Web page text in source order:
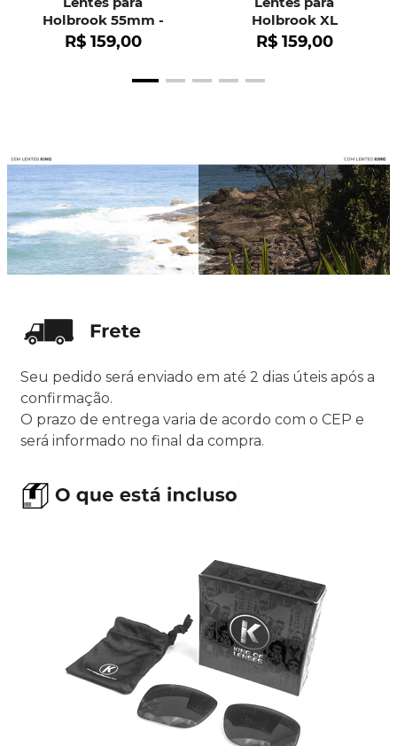
Holbrook 55mm -
OO9102
R$ 159,00
Holbrook XL
R$ 159,00
Seu pedido será enviado em até 2 dias úteis após a
confirmação.
O prazo de entrega varia de acordo com o CEP e
será informado no final da compra.